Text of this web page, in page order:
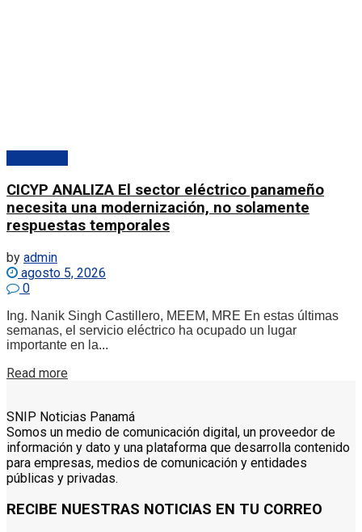
CICYP ANALIZA El sector eléctrico panameño
necesita una modernización, no solamente
respuestas temporales
by admin
agosto 5, 2026
0
Ing. Nanik Singh Castillero, MEEM, MRE En estas últimas
semanas, el servicio eléctrico ha ocupado un lugar
importante en la...
Read more
SNIP Noticias Panamá
Somos un medio de comunicación digital, un proveedor de
información y dato y una plataforma que desarrolla contenido
para empresas, medios de comunicación y entidades
públicas y privadas.
RECIBE NUESTRAS NOTICIAS EN TU CORREO